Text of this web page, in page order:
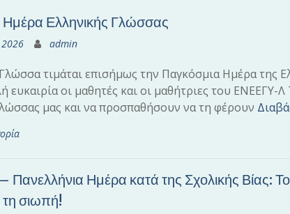
Ελληνικής Γλώσσας
admin
τιμάται επισήμως την Παγκόσμια Ημέρα της
ευκαιρία οι μαθητές και οι μαθήτριες του
μας και να προσπαθήσουν να τη φέρουν
Πανελλήνια Ημέρα κατά της Σχολικής Βίας:
σιωπή!